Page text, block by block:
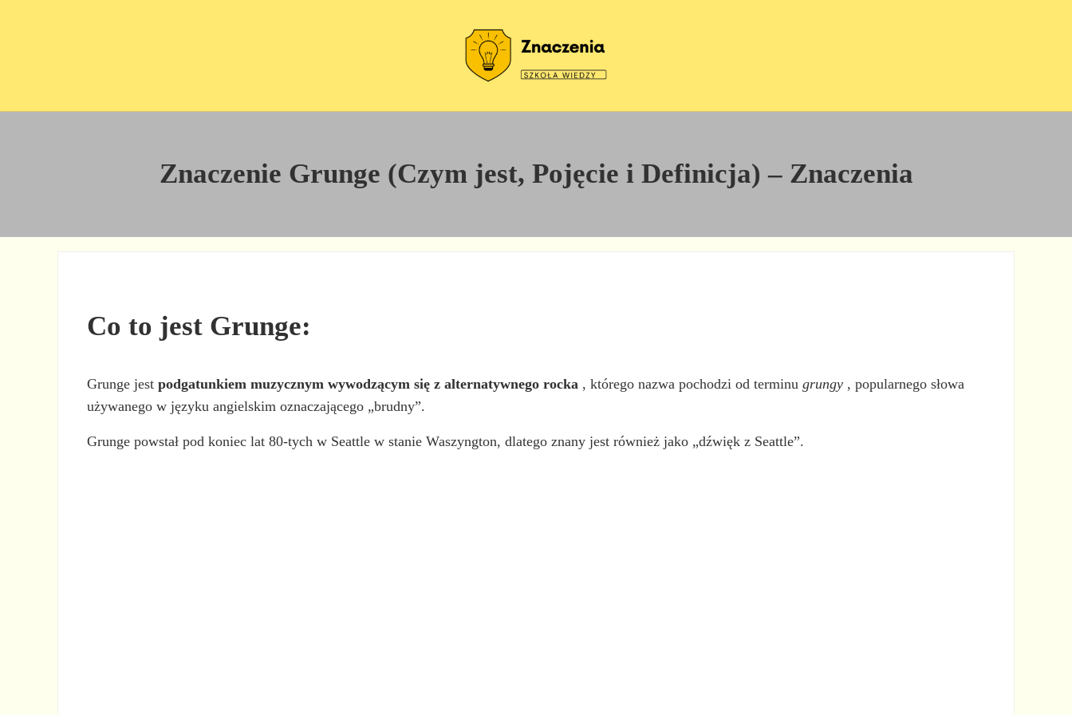
Znaczenie Grunge (Czym jest, Pojęcie i Definicja) – Znaczenia
Co to jest Grunge:
Grunge jestpodgatunkiem muzycznym wywodzącym się z alternatywnego rocka , którego nazwa pochodzi od terminugrungy , popularnego słowa
używanego w języku angielskim oznaczającego „brudny”.
Grunge powstał pod koniec lat 80-tych w Seattle w stanie Waszyngton, dlatego znany jest również jako „dźwięk z Seattle”.